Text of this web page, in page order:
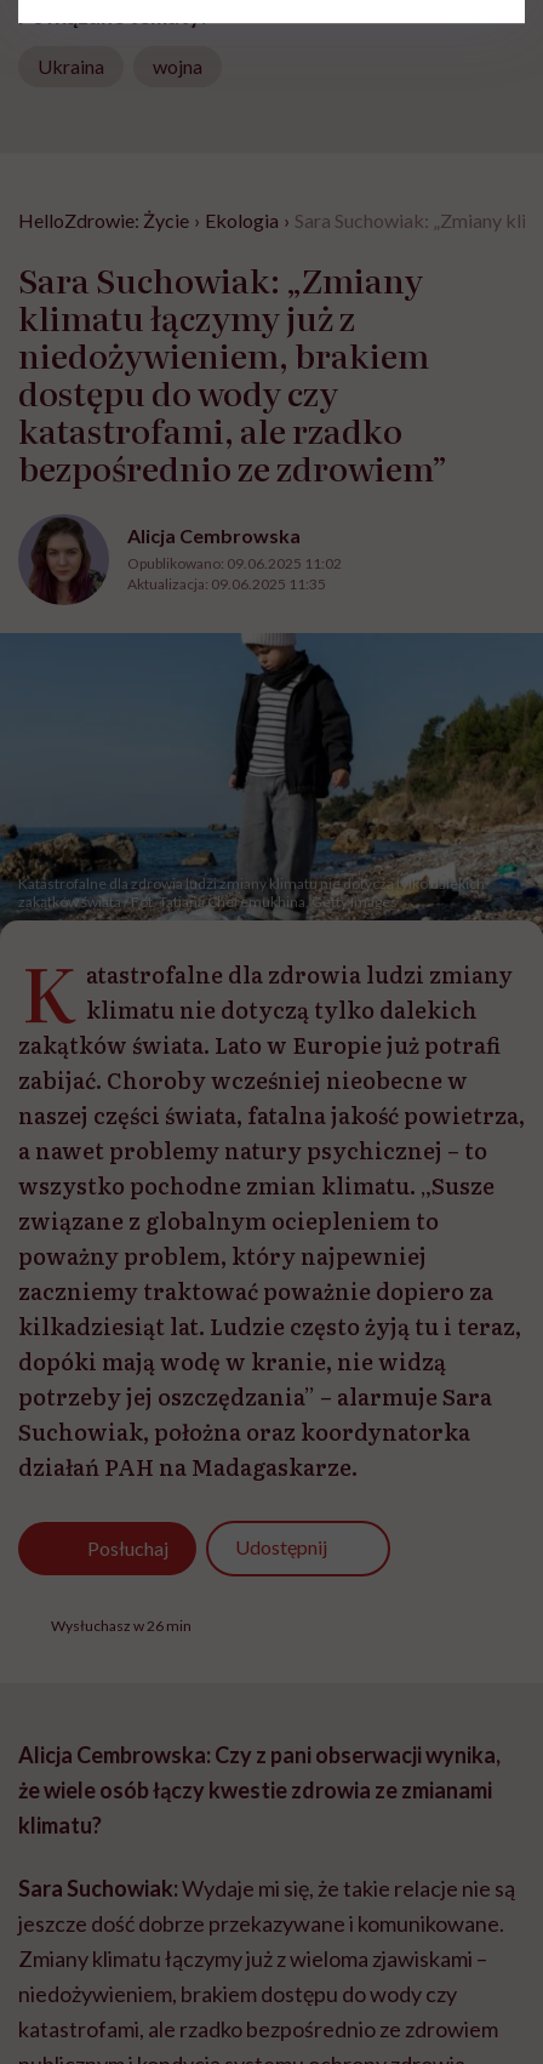
Ukraina wojna
HelloZdrowie: Życie › Ekologia › Sara Suchowiak: „Zmiany
Sara Suchowiak: „Zmiany
klimatu łączymy już z
niedożywieniem, brakiem
dostępu do wody czy
katastrofami, ale rzadko
bezpośrednio ze zdrowiem”
Alicja Cembrowska
Opublikowano: 09.06.2025 11:02
Aktualizacja: 09.06.2025 11:35
Katastrofalne dla zdrowia ludzi zmiany klimatu nie dotyczą tylko dalekich
zakątków świata / Fot. Tatiana Cheremukhina, Getty Images
K atastrofalne dla zdrowia ludzi zmiany
klimatu nie dotyczą tylko dalekich
zakątków świata. Lato w Europie już potrafi
zabijać. Choroby wcześniej nieobecne w
naszej części świata, fatalna jakość powietrza,
a nawet problemy natury psychicznej – to
wszystko pochodne zmian klimatu. „Susze
związane z globalnym ociepleniem to
poważny problem, który najpewniej
zaczniemy traktować poważnie dopiero za
kilkadziesiąt lat. Ludzie często żyją tu i teraz,
dopóki mają wodę w kranie, nie widzą
potrzeby jej oszczędzania” – alarmuje Sara
Suchowiak, położna oraz koordynatorka
działań PAH na Madagaskarze.
Posłuchaj Udostępnij
Wysłuchasz w 26 min
Alicja Cembrowska: Czy z pani obserwacji wynika,
że wiele osób łączy kwestie zdrowia ze zmianami
klimatu?
Sara Suchowiak:Wydaje mi się, że takie relacje nie są
jeszcze dość dobrze przekazywane i komunikowane.
Zmiany klimatu łączymy już z wieloma zjawiskami –
niedożywieniem, brakiem dostępu do wody czy
katastrofami, ale rzadko bezpośrednio ze zdrowiem